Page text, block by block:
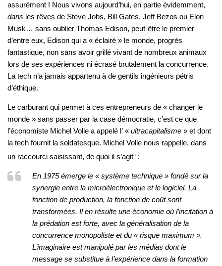
assurément ! Nous vivons aujourd’hui, en partie évidemment,
dans les rêves de Steve Jobs, Bill Gates, Jeff Bezos ou Elon
Musk… sans oublier Thomas Edison, peut-être le premier
d’entre eux, Edison qui a « éclairé » le monde, progrès
fantastique, non sans avoir grillé vivant de nombreux animaux
lors de ses expériences ni écrasé brutalement la concurrence.
La tech n’a jamais appartenu à de gentils ingénieurs pétris
d’éthique.
Le carburant qui permet à ces entrepreneurs de « changer le
monde » sans passer par la case démocratie, c’est ce que
l’économiste Michel Volle a appelé l’ « ultracapitalisme » et dont
la tech fournit la soldatesque. Michel Volle nous rappelle, dans
un raccourci saisissant, de quoi il s’agit5 :
En 1975 émerge le « système technique » fondé sur la
synergie entre la microélectronique et le logiciel. La
fonction de production, la fonction de coût sont
transformées. Il en résulte une économie où l’incitation à
la prédation est forte, avec la généralisation de la
concurrence monopoliste et du « risque maximum ».
L’imaginaire est manipulé par les médias dont le
message se substitue à l’expérience dans la formation